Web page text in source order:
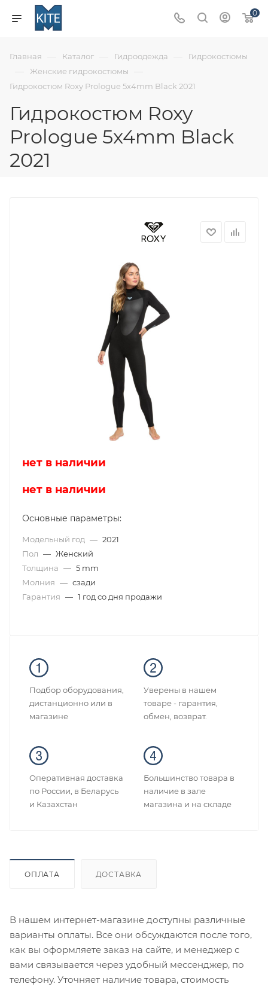
0
Главная — Каталог — Гидроодежда — Гидрокостюмы
— Женские гидрокостюмы —
Гидрокостюм Roxy Prologue 5x4mm Black 2021
Гидрокостюм Roxy
Prologue 5x4mm Black
2021
нет в наличии
нет в наличии
Основные параметры:
Модельный год — 2021
Пол — Женский
Толщина — 5 mm
Молния — сзади
Гарантия — 1 год со дня продажи
Подбор оборудования,
дистанционно или в
магазине
Уверены в нашем
товаре - гарантия,
обмен, возврат.
Оперативная доставка
по России, в Беларусь
и Казахстан
Большинство товара в
наличие в зале
магазина и на складе
ОПЛАТА ДОСТАВКА
В нашем интернет-магазине доступны различные
варианты оплаты. Все они обсуждаются после того,
как вы оформляете заказ на сайте, и менеджер с
вами связывается через удобный мессенджер, по
телефону. Уточняет наличие товара, стоимость